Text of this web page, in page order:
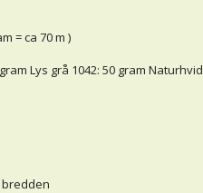
= ca 70 m )
Lys grå 1042: 50 gram Naturhvid
bredden